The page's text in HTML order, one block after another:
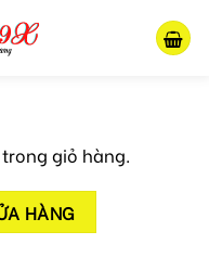
giỏ hàng.
HÀNG